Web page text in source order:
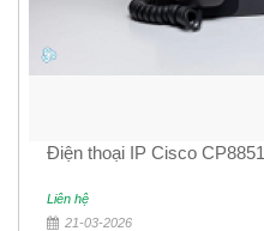
Điện thoại IP Cisco CP8851
Liên hệ
21-03-2026